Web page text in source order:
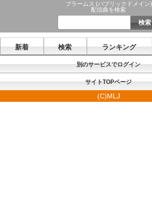
ブラームス (パブリックドメイン)
配信曲を検索
新着 検索 ランキング
別のサービスでログイン
サイトTOPページ
(C)MLJ